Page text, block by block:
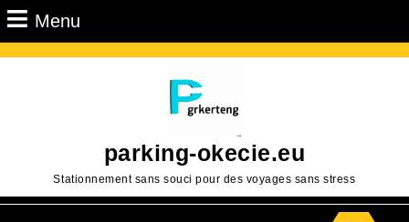
Passer
au
Menu
parking-okecie.eu
Stationnement sans souci pour des voyages sans stress